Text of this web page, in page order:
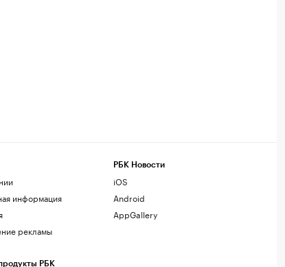
информация
рекламы
РБК
РБК Новости
iOS
Android
AppGallery